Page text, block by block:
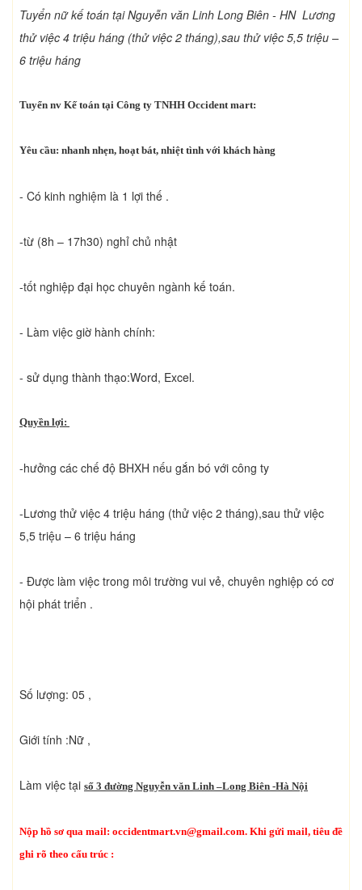
Tuyển nữ kế toán tại Nguyễn văn Linh Long Biên - HN Lương
thử việc 4 triệu háng (thử việc 2 tháng),sau thử việc 5,5 triệu –
6 triệu háng
Tuyển nv Kế toán tại Công ty TNHH Occident mart:
Yêu cầu: nhanh nhẹn, hoạt bát, nhiệt tình với khách hàng
- Có kinh nghiệm là 1 lợi thế .
-từ (8h – 17h30) nghỉ chủ nhật
-tốt nghiệp đại học chuyên ngành kế toán.
- Làm việc giờ hành chính:
- sử dụng thành thạo:Word, Excel.
Quyền lợi:
-hưởng các chế độ BHXH nếu gắn bó với công ty
-Lương thử việc 4 triệu háng (thử việc 2 tháng),sau thử việc
5,5 triệu – 6 triệu háng
- Được làm việc trong môi trường vui vẻ, chuyên nghiệp có cơ
hội phát triển .
Số lượng: 05 ,
Giới tính :Nữ ,
Làm việc tại số 3 đường Nguyễn văn Linh –Long Biên -Hà Nội
Nộp hồ sơ qua mail: occidentmart.vn@gmail.com. Khi gửi mail, tiêu đề
ghi rõ theo cấu trúc :